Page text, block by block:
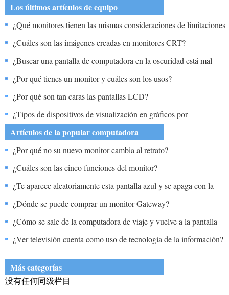
Los últimos artículos de equipo
¿Qué monitores tienen las mismas consideraciones de limitaciones
y el método de detección?
¿Cuáles son las imágenes creadas en monitores CRT?
¿Buscar una pantalla de computadora en la oscuridad está mal
para tus ojos?
¿Por qué tienes un monitor y cuáles son los usos?
¿Por qué son tan caras las pantallas LCD?
¿Tipos de dispositivos de visualización en gráficos por
computadora?
Artículos de la popular computadora
¿Por qué no su nuevo monitor cambia al retrato?
¿Cuáles son las cinco funciones del monitor?
¿Te aparece aleatoriamente esta pantalla azul y se apaga con la
pantalla?
¿Dónde se puede comprar un monitor Gateway?
¿Cómo se sale de la computadora de viaje y vuelve a la pantalla
normal de visualización en un Corsa SXI?
¿Ver televisión cuenta como uso de tecnología de la información?
Más categorías
没有任何同级栏目